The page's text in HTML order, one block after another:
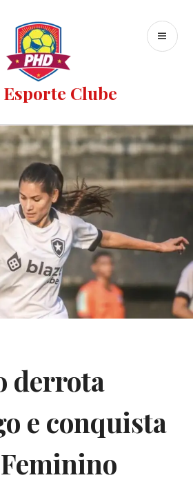
Clube
derrota
e conquista